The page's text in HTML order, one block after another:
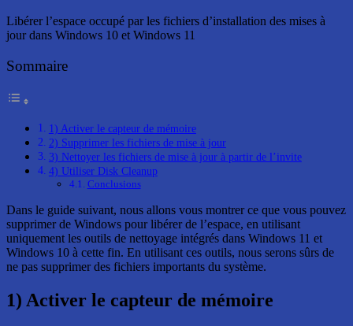
Libérer l’espace occupé par les fichiers d’installation des mises à
jour dans Windows 10 et Windows 11
Sommaire
1) Activer le capteur de mémoire
2) Supprimer les fichiers de mise à jour
3) Nettoyer les fichiers de mise à jour à partir de l’invite
4) Utiliser Disk Cleanup
Conclusions
Dans le guide suivant, nous allons vous montrer ce que vous pouvez
supprimer de Windows pour libérer de l’espace, en utilisant
uniquement les outils de nettoyage intégrés dans Windows 11 et
Windows 10 à cette fin. En utilisant ces outils, nous serons sûrs de
ne pas supprimer des fichiers importants du système.
1) Activer le capteur de mémoire